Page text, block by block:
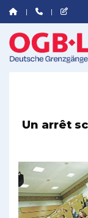
Un arrêt